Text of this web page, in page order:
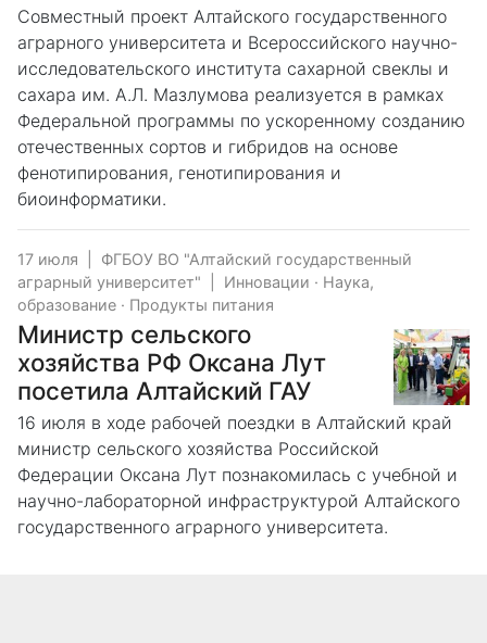
Совместный проект Алтайского государственного
аграрного университета и Всероссийского научно-
исследовательского института сахарной свеклы и
сахара им. А.Л. Мазлумова реализуется в рамках
Федеральной программы по ускоренному созданию
отечественных сортов и гибридов на основе
фенотипирования, генотипирования и
биоинформатики.
17 июля
ФГБОУ ВО "Алтайский государственный
аграрный университет"
Инновации · Наука,
образование · Продукты питания
Министр сельского
хозяйства РФ Оксана Лут
посетила Алтайский ГАУ
16 июля в ходе рабочей поездки в Алтайский край
министр сельского хозяйства Российской
Федерации Оксана Лут познакомилась с учебной и
научно-лабораторной инфраструктурой Алтайского
государственного аграрного университета.